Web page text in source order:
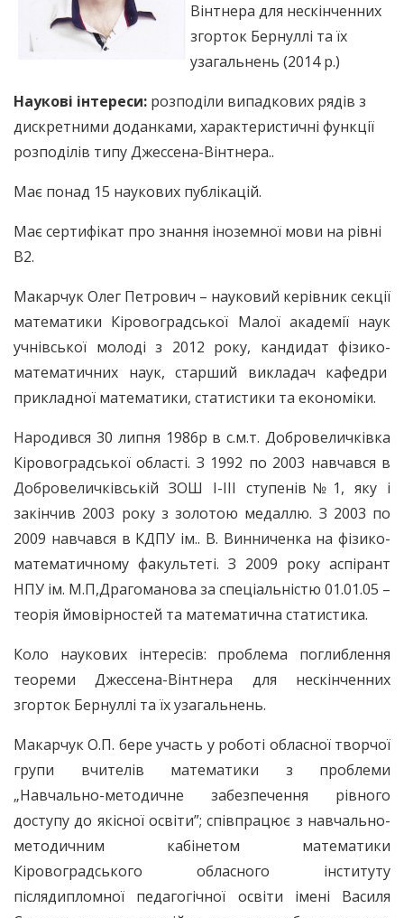
Вінтнера для нескінченних
згорток Бернуллі та їх
узагальнень (2014 р.)
Наукові інтереси: розподіли випадкових рядів з
дискретними доданками, характеристичні функції
розподілів типу Джессена-Вінтнера..
Має понад 15 наукових публікацій.
Має сертифікат про знання іноземної мови на рівні
В2.
Макарчук Олег Петрович – науковий керівник секції
математики Кіровоградської Малої академії наук
учнівської молоді з 2012 року, кандидат фізико-
математичних наук, старший викладач кафедри
прикладної математики, статистики та економіки.
Народився 30 липня 1986р в с.м.т. Добровеличківка
Кіровоградської області. З 1992 по 2003 навчався в
Добровеличківській ЗОШ І-ІІІ ступенів№1, яку і
закінчив 2003 року з золотою медаллю. З 2003 по
2009 навчався в КДПУ ім.. В. Винниченка на фізико-
математичному факультеті. З 2009 року аспірант
НПУ ім. М.П,Драгоманова за спеціальністю 01.01.05 –
теорія ймовірностей та математична статистика.
Коло наукових інтересів: проблема поглиблення
теореми Джессена-Вінтнера для нескінченних
згорток Бернуллі та їх узагальнень.
Макарчук О.П. бере участь у роботі обласної творчої
групи вчителів математики з проблеми
„Навчально-методичне забезпечення рівного
доступу до якісної освіти”; співпрацює з навчально-
методичним кабінетом математики
Кіровоградського обласного інституту
післядипломної педагогічної освіти імені Василя